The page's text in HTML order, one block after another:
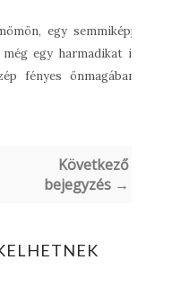
egy semmiképp
egy harmadikat is
fényes önmagában,
Következő
bejegyzés →